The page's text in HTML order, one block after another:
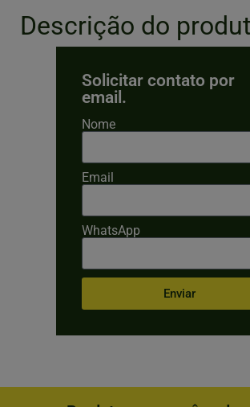
Descrição do
Solicitar contato por
email.
Nome
Email
WhatsApp
Enviar